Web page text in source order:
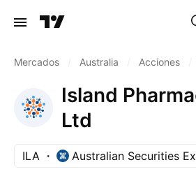
Mercados Australia Acciones
Island
Ltd
ILA Australian Securities